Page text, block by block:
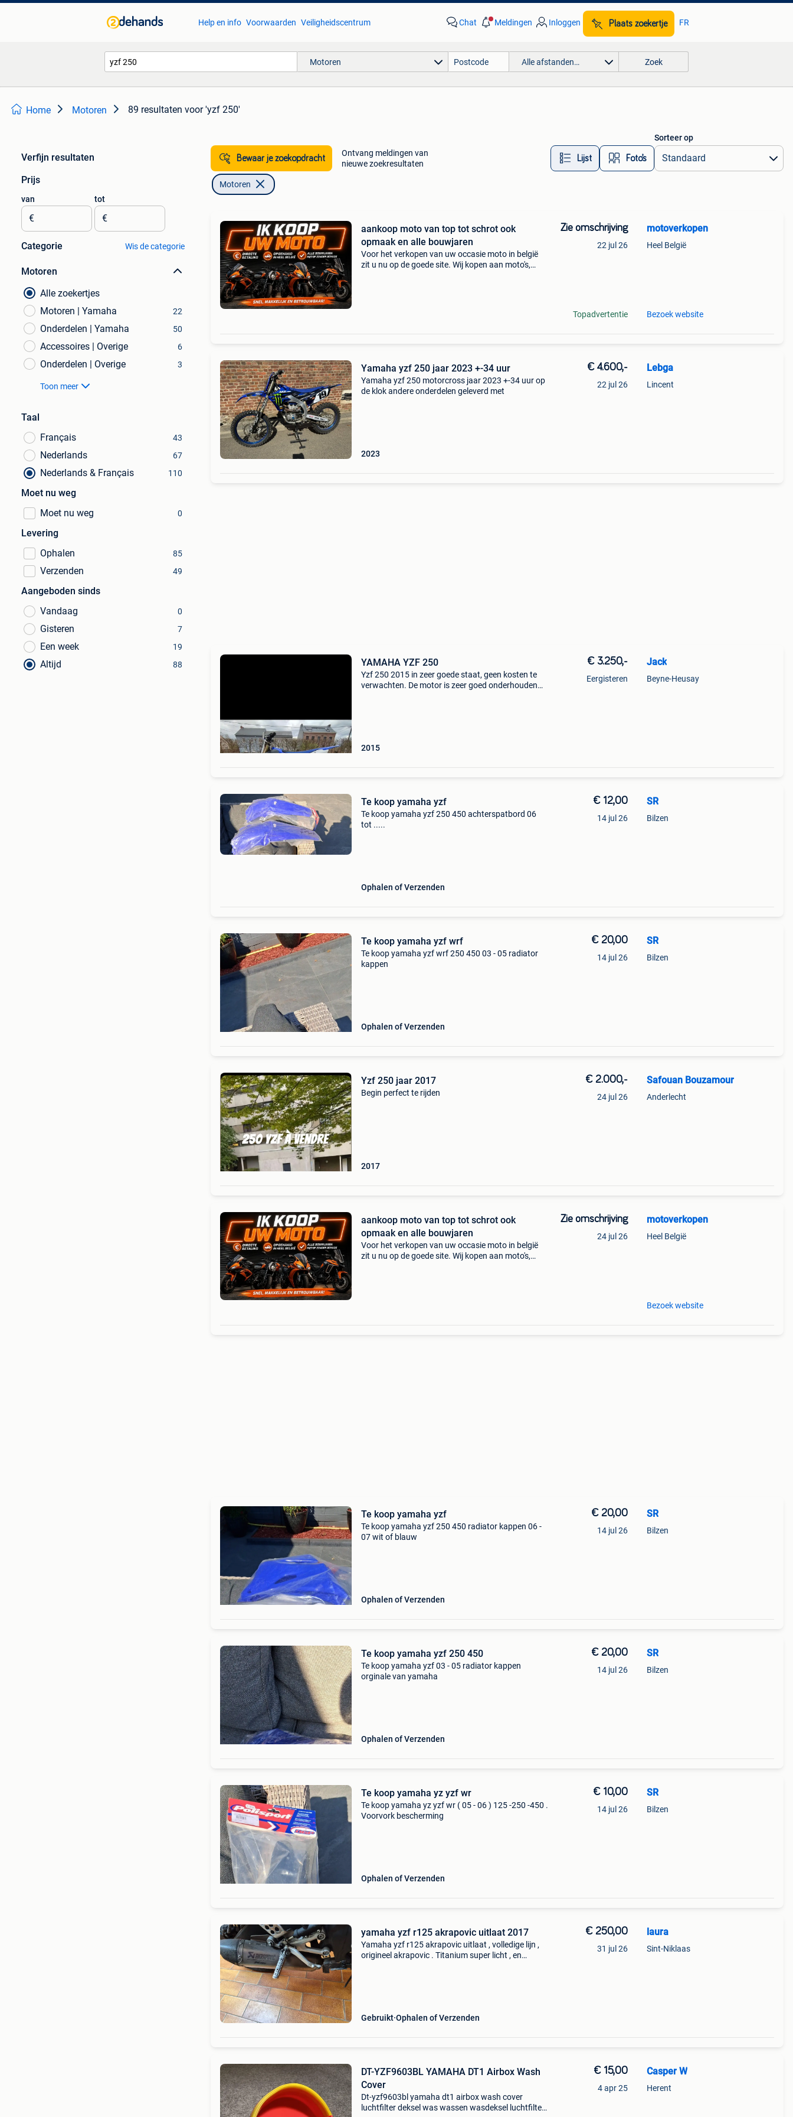
Help en info Voorwaarden Veiligheidscentrum Chat Meldingen Inloggen Plaats zoekertje FR
Motoren Alle afstanden… Zoek
Home Motoren 89 resultaten voor 'yzf 250'
Verfijn resultaten
Prijs
van
€
tot
€
Categorie Wis de categorie
Motoren
Alle zoekertjes
Motoren | Yamaha
22
Onderdelen | Yamaha 50
Accessoires | Overige 6
Onderdelen | Overige 3
Toon meer
Taal
Français
43
Nederlands 67
Nederlands & Français 110
Moet nu weg
Moet nu weg
0
Levering
Ophalen
85
Verzenden 49
Aangeboden sinds
Vandaag
0
Gisteren 7
Een week 19
Altijd 88
Bewaar je zoekopdracht
Ontvang meldingen van
nieuwe zoekresultaten
Lijst Foto’s
Sorteer op
Motoren
aankoop moto van top tot schrot ook
opmaak en alle bouwjaren
Voor het verkopen van uw occasie moto in belgië
zit u nu op de goede site. Wij kopen aan moto's,
Zie omschrijving
22 jul 26
Topadvertentie
motoverkopen
Heel België
Bezoek website
Yamaha yzf 250 jaar 2023 +-34 uur
Yamaha yzf 250 motorcross jaar 2023 +-34 uur op
de klok andere onderdelen geleverd met
2023
€ 4.600,-
22 jul 26
Lebga
Lincent
YAMAHA YZF 250
Yzf 250 2015 in zeer goede staat, geen kosten te
verwachten. De motor is zeer goed onderhouden
2015
€ 3.250,-
Eergisteren
Jack
Beyne-Heusay
Te koop yamaha yzf
Te koop yamaha yzf 250 450 achterspatbord 06
tot .....
Ophalen of Verzenden
€ 12,00
14 jul 26
SR
Bilzen
Te koop yamaha yzf wrf
Te koop yamaha yzf wrf 250 450 03 - 05 radiator
kappen
Ophalen of Verzenden
€ 20,00
14 jul 26
SR
Bilzen
Yzf 250 jaar 2017
Begin perfect te rijden
2017
€ 2.000,-
24 jul 26
Safouan Bouzamour
Anderlecht
aankoop moto van top tot schrot ook
opmaak en alle bouwjaren
Voor het verkopen van uw occasie moto in belgië
zit u nu op de goede site. Wij kopen aan moto's,
Zie omschrijving
24 jul 26
motoverkopen
Heel België
Bezoek website
Te koop yamaha yzf
Te koop yamaha yzf 250 450 radiator kappen 06 -
07 wit of blauw
Ophalen of Verzenden
€ 20,00
14 jul 26
SR
Bilzen
Te koop yamaha yzf 250 450
Te koop yamaha yzf 03 - 05 radiator kappen
orginale van yamaha
Ophalen of Verzenden
€ 20,00
14 jul 26
SR
Bilzen
Te koop yamaha yz yzf wr
Te koop yamaha yz yzf wr ( 05 - 06 ) 125 -250 -450 .
Voorvork bescherming
Ophalen of Verzenden
€ 10,00
14 jul 26
SR
Bilzen
yamaha yzf r125 akrapovic uitlaat 2017
Yamaha yzf r125 akrapovic uitlaat , volledige lijn ,
origineel akrapovic . Titanium super licht , en
Gebruikt Ophalen of Verzenden
€ 250,00
31 jul 26
laura
Sint-Niklaas
DT-YZF9603BL YAMAHA DT1 Airbox Wash
Cover
Dt-yzf9603bl yamaha dt1 airbox wash cover
luchtfilter deksel was wassen wasdeksel luchtfilter
€ 15,00
4 apr 25
Casper W
Herent